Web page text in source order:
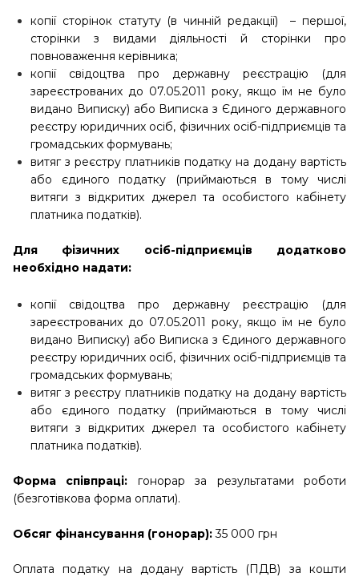
копії сторінок статуту (в чинній редакції) – першої,
сторінки з видами діяльності й сторінки про
повноваження керівника;
копії свідоцтва про державну реєстрацію (для
зареєстрованих до 07.05.2011 року, якщо їм не було
видано Виписку) або Виписка з Єдиного державного
реєстру юридичних осіб, фізичних осіб-підприємців та
громадських формувань;
витяг з реєстру платників податку на додану вартість
або єдиного податку (приймаються в тому числі
витяги з відкритих джерел та особистого кабінету
платника податків).
Для фізичних осіб-підприємців додатково
необхідно надати:
копії свідоцтва про державну реєстрацію (для
зареєстрованих до 07.05.2011 року, якщо їм не було
видано Виписку) або Виписка з Єдиного державного
реєстру юридичних осіб, фізичних осіб-підприємців та
громадських формувань;
витяг з реєстру платників податку на додану вартість
або єдиного податку (приймаються в тому числі
витяги з відкритих джерел та особистого кабінету
платника податків).
Форма співпраці: гонорар за результатами роботи
(безготівкова форма оплати).
Обсяг фінансування (гонорар):35 000 грн
Оплата податку на додану вартість (ПДВ) за кошти